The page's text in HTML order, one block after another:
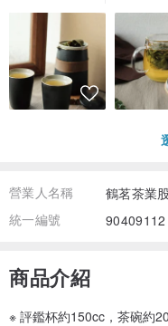
營業人名稱
鶴茗茶業
統一編號
90409112
商品介紹
※ 評鑑杯約150cc，茶碗約